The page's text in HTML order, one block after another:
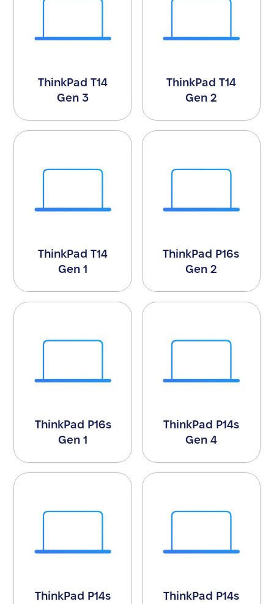
ThinkPad T14
Gen 3
ThinkPad T14
Gen 2
ThinkPad T14
Gen 1
ThinkPad P16s
Gen 2
ThinkPad P16s
Gen 1
ThinkPad P14s
Gen 4
ThinkPad P14s
ThinkPad P14s